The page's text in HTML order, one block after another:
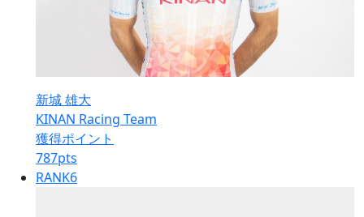
新城 雄大
KINAN Racing Team
獲得ポイント
787pts
RANK6